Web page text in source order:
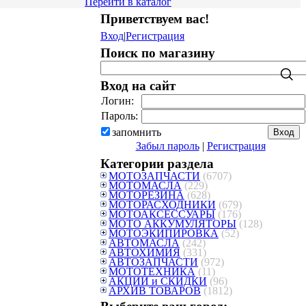
Приветствуем вас!
Вход|Регистрация
Поиск по магазину
Вход на сайт
Логин:
Пароль:
запомнить
Забыл пароль| Регистрация
Категории раздела
МОТОЗАПЧАСТИ (6707)
МОТОМАСЛА (229)
МОТОРЕЗИНА (628)
МОТОРАСХОДНИКИ (679)
МОТОАКСЕССУАРЫ (176)
МОТО АККУМУЛЯТОРЫ (128)
МОТОЭКИПИРОВКА (52)
АВТОМАСЛА (242)
АВТОХИМИЯ (331)
АВТОЗАПЧАСТИ (972)
МОТОТЕХНИКА (11)
АКЦИИ и СКИДКИ (96)
АРХИВ ТОВАРОВ (1812)